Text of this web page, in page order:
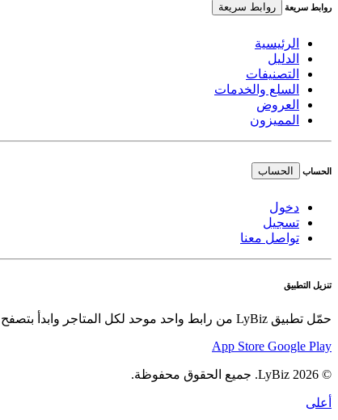
روابط سريعة روابط سريعة
الرئيسية
الدليل
التصنيفات
السلع والخدمات
العروض
المميزون
الحساب الحساب
دخول
تسجيل
تواصل معنا
تنزيل التطبيق
حمّل تطبيق LyBiz من رابط واحد موحد لكل المتاجر وابدأ بتصفح الدليل والعروض والسلع بسهولة.
App Store Google Play
© 2026 LyBiz. جميع الحقوق محفوظة.
أعلى